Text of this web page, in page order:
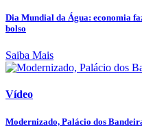
Dia Mundial da Água: economia
bolso
Saiba Mais
Vídeo
Modernizado, Palácio dos